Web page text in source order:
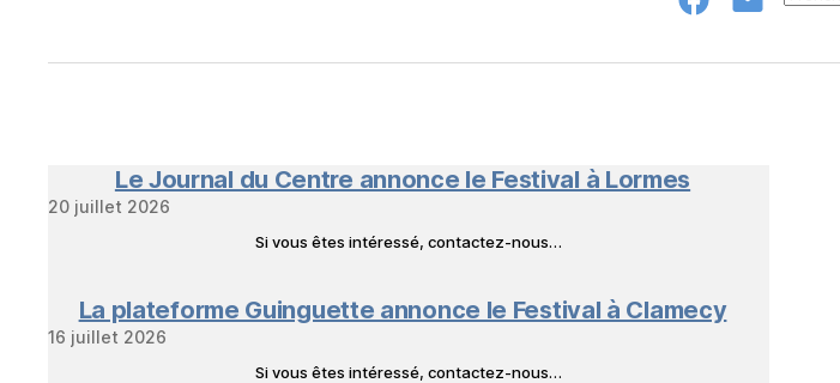
GroupeE-
Le Journal du Centre annonce le Festival à Lormes
20 juillet 2026
Si vous êtes intéressé, contactez-nous…
La plateforme Guinguette annonce le Festival à Clamecy
16 juillet 2026
Si vous êtes intéressé, contactez-nous…